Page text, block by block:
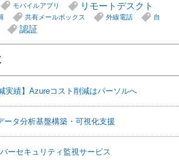
モバイルアプリ
リモートデスクト
共有メールボックス 外線電話
自
認証
実績】Azureコスト削減はパーソルへ
ータ分析基盤構築・可視化支援
ーセキュリティ監視サービス